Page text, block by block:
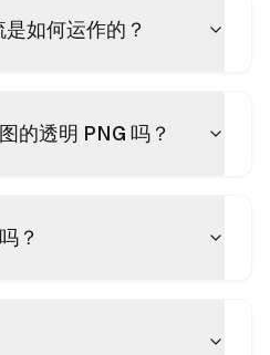
如何运作的？
的透明 PNG 吗？
？